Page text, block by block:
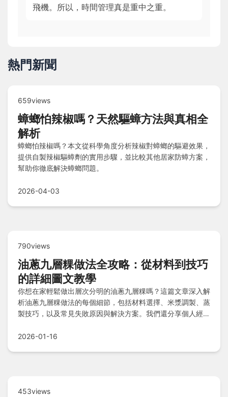
飛機。所以，時間管理真是重中之重。
熱門新聞
659views
蟑螂怕辣椒嗎？天然驅蟑方法與真相全
解析
蟑螂怕辣椒嗎？本文從科學角度分析辣椒對蟑螂的驅避效果，
提供自製辣椒驅蟑劑的實用步驟，並比較其他居家防蟑方案，
幫助你徹底解決蟑螂問題。
2026-04-03
790views
油蔥九層粿做法全攻略：從材料到技巧
的詳細圖文教學
你想在家輕鬆做出層次分明的油蔥九層粿嗎？這篇文章深入解
析油蔥九層粿做法的每個細節，包括材料選擇、米漿調製、蒸
製技巧，以及常見失敗原因與解決方案。我們還分享個人經驗
2026-01-16
453views